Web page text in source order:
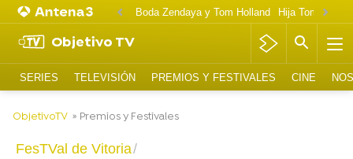
Boda Zendaya y Tom Holland Hija Tom
Objetivo TV
SERIES TELEVISIÓN PREMIOS Y FESTIVALES CINE
ObjetivoTV » Premios y Festivales
FesTVal de Vitoria